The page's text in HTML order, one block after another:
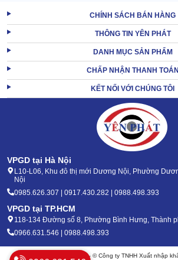
Lite thuộc dòng bộ đàm cầm tay, nổi bật với
siêu nhẹ. Người dùng dễ dàng cầm nắm,
ngày dài mà không gây mỏi, vướng.
Kết cấu khá đơn giản, không có màn hình
lệ các chiều cùng sự mix màu độc đáo
hút mắt.
Lưng máy có kẹp gài, cho phép cố định ở
tay trong nhiều việc.
2.3 Âm thanh lớn, rõ nét, ổn định tuyệt
Hệ thống loa được nâng cấp từ đường
CHÍNH SÁCH BÁN HÀNG
THÔNG TIN YÊN PHÁT
DANH MỤC SẢN PHẨM
CHẤP NHẬN THANH TOÁN
KẾT NỐI VỚI CHÚNG TÔI
VPGD tại Hà Nội
L10-L06, Khu đô thị mới Dương Nội, Phường
Nội
0985.626.307 | 0917.430.282 | 0988.498.393
VPGD tại TP.HCM
118-134 Đường số 8, Phường Bình Hưng, Thành
0966.631.546 | 0988.498.393
Bản quyền 2020 - 2026 – © Công ty TNHH Xuất nhập